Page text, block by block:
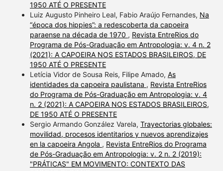
1950 ATÉ O PRESENTE
Luiz Augusto Pinheiro Leal, Fabio Araújo Fernandes, Na
“época dos hippies”: a redescoberta da capoeira
paraense na década de 1970 , Revista EntreRios do
Programa de Pós-Graduação em Antropologia: v. 4 n. 2
(2021): A CAPOEIRA NOS ESTADOS BRASILEIROS, DE
1950 ATÉ O PRESENTE
Letícia Vidor de Sousa Reis, Filipe Amado, As
identidades da capoeira paulistana , Revista EntreRios
do Programa de Pós-Graduação em Antropologia: v. 4
n. 2 (2021): A CAPOEIRA NOS ESTADOS BRASILEIROS,
DE 1950 ATÉ O PRESENTE
Sergio Armando González Varela, Trayectorias globales:
movilidad, procesos identitarios y nuevos aprendizajes
en la capoeira Angola , Revista EntreRios do Programa
de Pós-Graduação em Antropologia: v. 2 n. 2 (2019):
"PRÁTICAS" EM MOVIMENTO: CONTEXTO DAS